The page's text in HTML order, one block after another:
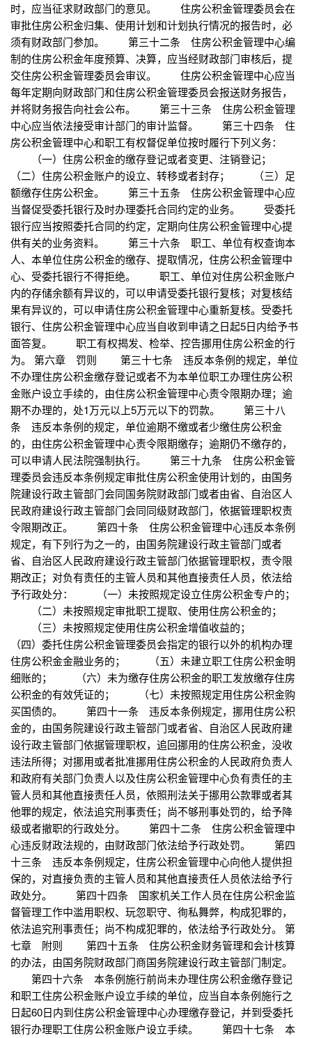
时，应当征求财政部门的意见。 住房公积金管理委员会在
审批住房公积金归集、使用计划和计划执行情况的报告时，必
须有财政部门参加。 第三十二条 住房公积金管理中心编
制的住房公积金年度预算、决算，应当经财政部门审核后，提
交住房公积金管理委员会审议。 住房公积金管理中心应当
每年定期向财政部门和住房公积金管理委员会报送财务报告，
并将财务报告向社会公布。 第三十三条 住房公积金管理
中心应当依法接受审计部门的审计监督。 第三十四条 住
房公积金管理中心和职工有权督促单位按时履行下列义务：
（一）住房公积金的缴存登记或者变更、注销登记；
（二）住房公积金账户的设立、转移或者封存； （三）足
额缴存住房公积金。 第三十五条 住房公积金管理中心应
当督促受委托银行及时办理委托合同约定的业务。 受委托
银行应当按照委托合同的约定，定期向住房公积金管理中心提
供有关的业务资料。 第三十六条 职工、单位有权查询本
人、本单位住房公积金的缴存、提取情况，住房公积金管理中
心、受委托银行不得拒绝。 职工、单位对住房公积金账户
内的存储余额有异议的，可以申请受委托银行复核；对复核结
果有异议的，可以申请住房公积金管理中心重新复核。受委托
银行、住房公积金管理中心应当自收到申请之日起5日内给予书
面答复。 职工有权揭发、检举、控告挪用住房公积金的行
为。 第六章 罚则 第三十七条 违反本条例的规定，单位
不办理住房公积金缴存登记或者不为本单位职工办理住房公积
金账户设立手续的，由住房公积金管理中心责令限期办理；逾
期不办理的，处1万元以上5万元以下的罚款。 第三十八
条 违反本条例的规定，单位逾期不缴或者少缴住房公积金
的，由住房公积金管理中心责令限期缴存；逾期仍不缴存的，
可以申请人民法院强制执行。 第三十九条 住房公积金管
理委员会违反本条例规定审批住房公积金使用计划的，由国务
院建设行政主管部门会同国务院财政部门或者由省、自治区人
民政府建设行政主管部门会同同级财政部门，依据管理职权责
令限期改正。 第四十条 住房公积金管理中心违反本条例
规定，有下列行为之一的，由国务院建设行政主管部门或者
省、自治区人民政府建设行政主管部门依据管理职权，责令限
期改正；对负有责任的主管人员和其他直接责任人员，依法给
予行政处分： （一）未按照规定设立住房公积金专户的；
（二）未按照规定审批职工提取、使用住房公积金的；
（三）未按照规定使用住房公积金增值收益的；
（四）委托住房公积金管理委员会指定的银行以外的机构办理
住房公积金金融业务的； （五）未建立职工住房公积金明
细账的； （六）未为缴存住房公积金的职工发放缴存住房
公积金的有效凭证的； （七）未按照规定用住房公积金购
买国债的。 第四十一条 违反本条例规定，挪用住房公积
金的，由国务院建设行政主管部门或者省、自治区人民政府建
设行政主管部门依据管理职权，追回挪用的住房公积金，没收
违法所得；对挪用或者批准挪用住房公积金的人民政府负责人
和政府有关部门负责人以及住房公积金管理中心负有责任的主
管人员和其他直接责任人员，依照刑法关于挪用公款罪或者其
他罪的规定，依法追究刑事责任；尚不够刑事处罚的，给予降
级或者撤职的行政处分。 第四十二条 住房公积金管理中
心违反财政法规的，由财政部门依法给予行政处罚。 第四
十三条 违反本条例规定，住房公积金管理中心向他人提供担
保的，对直接负责的主管人员和其他直接责任人员依法给予行
政处分。 第四十四条 国家机关工作人员在住房公积金监
督管理工作中滥用职权、玩忽职守、徇私舞弊，构成犯罪的，
依法追究刑事责任；尚不构成犯罪的，依法给予行政处分。 第
七章 附则 第四十五条 住房公积金财务管理和会计核算
的办法，由国务院财政部门商国务院建设行政主管部门制定。
第四十六条 本条例施行前尚未办理住房公积金缴存登记
和职工住房公积金账户设立手续的单位，应当自本条例施行之
日起60日内到住房公积金管理中心办理缴存登记，并到受委托
银行办理职工住房公积金账户设立手续。 第四十七条 本